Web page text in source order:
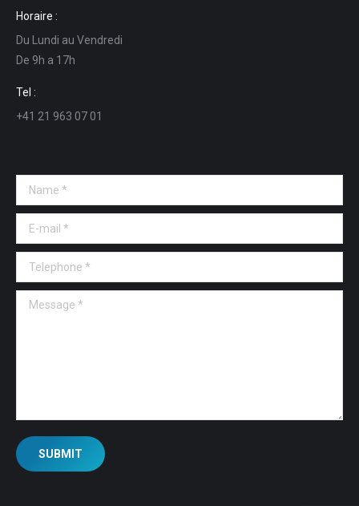
opens
in
new
window
opens
in
new
in
in
Horaire :
Du Lundi au Vendredi
De 9h a 17h
Tel :
+41 21 963 07 01
Name *
E-mail *
Telephone *
Message *
SUBMIT